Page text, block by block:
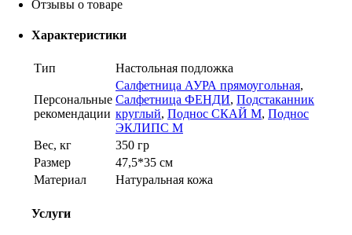
Отзывы о товаре
Характеристики
Тип Настольная подложка
Персональные
рекомендации
Салфетница АУРА прямоугольная,
Салфетница ФЕНДИ, Подстаканник
круглый, Поднос СКАЙ М, Поднос
ЭКЛИПС М
Вес, кг
350 гр
Размер
47,5*35 см
Материал
Натуральная кожа
Услуги